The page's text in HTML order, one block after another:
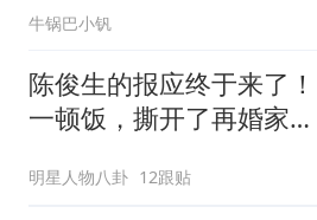
牛锅巴小钒
陈俊生的报应终于来了！
一顿饭，撕开了再婚家庭
明星人物八卦 12跟贴